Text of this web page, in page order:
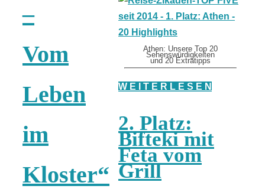
–
Vom
Leben
im
Kloster“
Athen: Unsere Top 20
Sehenswürdigkeiten
und 20 Extratipps
W E I T E R L E S E N
2. Platz:
Bifteki mit
Feta vom
Grill